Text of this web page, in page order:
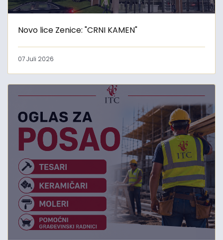
Novo lice Zenice: "CRNI KAMEN"
07 Juli 2026